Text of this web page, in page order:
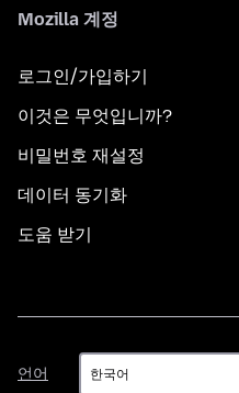
Mozilla 계정
로그인/가입하기
이것은 무엇입니까?
비밀번호 재설정
데이터 동기화
도움 받기
언어
언
어